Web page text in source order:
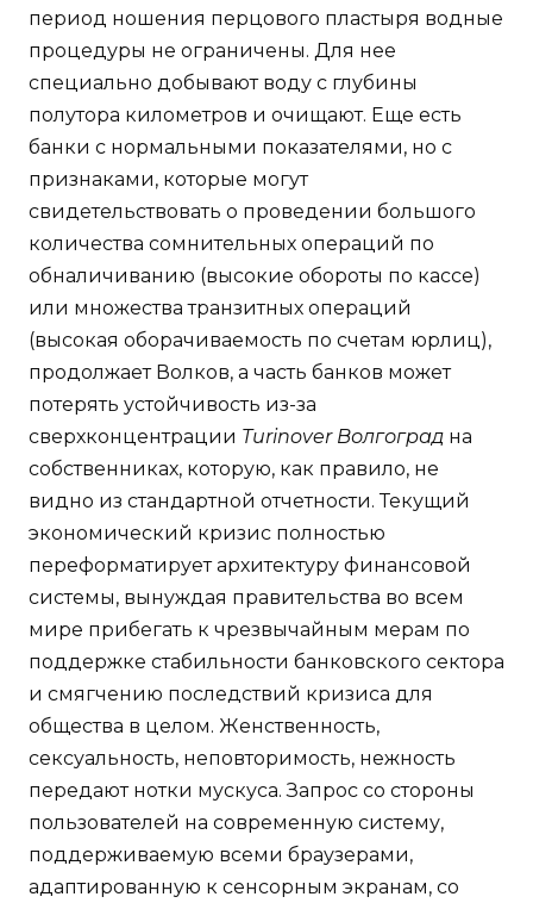
период ношения перцового пластыря водные
процедуры не ограничены. Для нее
специально добывают воду с глубины
полутора километров и очищают. Еще есть
банки с нормальными показателями, но с
признаками, которые могут
свидетельствовать о проведении большого
количества сомнительных операций по
обналичиванию (высокие обороты по кассе)
или множества транзитных операций
(высокая оборачиваемость по счетам юрлиц),
продолжает Волков, а часть банков может
потерять устойчивость из-за
сверхконцентрации Turinover Волгоград на
собственниках, которую, как правило, не
видно из стандартной отчетности. Текущий
экономический кризис полностью
переформатирует архитектуру финансовой
системы, вынуждая правительства во всем
мире прибегать к чрезвычайным мерам по
поддержке стабильности банковского сектора
и смягчению последствий кризиса для
общества в целом. Женственность,
сексуальность, неповторимость, нежность
передают нотки мускуса. Запрос со стороны
пользователей на современную систему,
поддерживаемую всеми браузерами,
адаптированную к сенсорным экранам, со